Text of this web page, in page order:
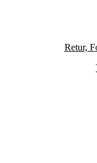
Retur,